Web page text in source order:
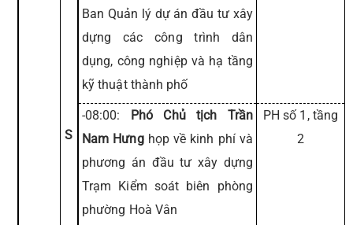
S
Ban Quản lý dự án đầu tư xây
dựng các công trình dân
dụng, công nghiệp và hạ tầng
kỹ thuật thành phố
-08:00: Phó Chủ tịch Trần
Nam Hưnghọp về kinh phí và
phương án đầu tư xây dựng
Trạm Kiểm soát biên phòng
phường Hoà Vân
PH số 1, tầng
2